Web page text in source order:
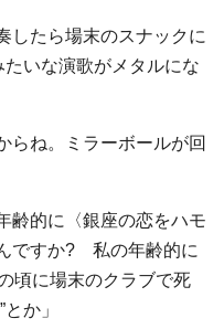
したら場末のスナックに
たいな演歌がメタルにな
らね。ミラーボールが回
齢的に〈銀座の恋をハモ
ですか? 私の年齢的に
頃に場末のクラブで死
か」